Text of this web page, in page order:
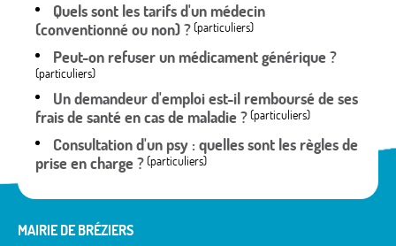
Quels sont les tarifs d'un médecin
(conventionné ou non) ?(particuliers)
Peut-on refuser un médicament générique ?
(particuliers)
Un demandeur d'emploi est-il remboursé de ses
frais de santé en cas de maladie ?(particuliers)
Consultation d'un psy : quelles sont les règles de
prise en charge ?(particuliers)
MAIRIE DE BRÉZIERS